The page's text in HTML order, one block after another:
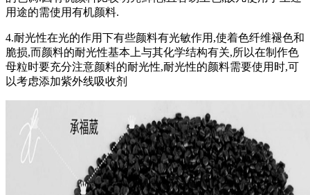
用途的需使用有机颜料.
4.耐光性在光的作用下有些颜料有光敏作用,使着色纤维褪色和
脆损,而颜料的耐光性基本上与其化学结构有关,所以在制作色
母粒时要充分注意颜料的耐光性,耐光性的颜料需要使用时,可
以考虑添加紫外线吸收剂